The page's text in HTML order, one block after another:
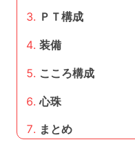
ＰＴ構成
装備
こころ構成
心珠
まとめ